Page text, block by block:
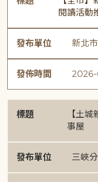
閱讀活動
發布單位 新北
發佈時間
標題
【土
事屋
發布單位 三峽